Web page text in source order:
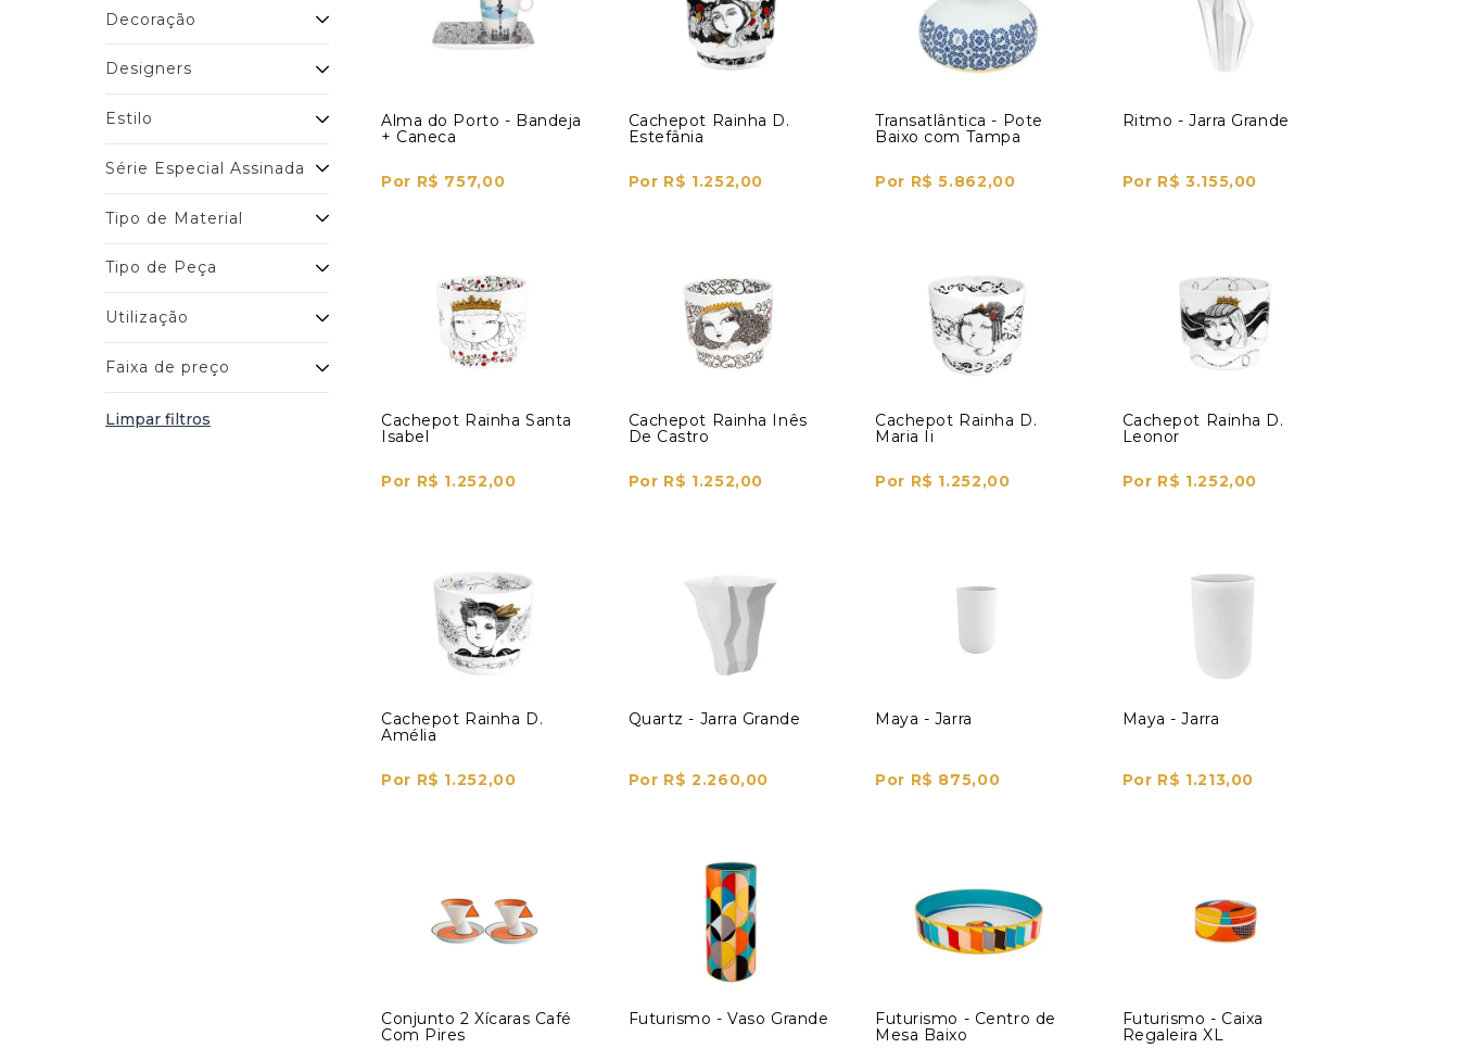
Decoração
Designers
Estilo
Série Especial Assinada
Tipo de Material
Tipo de Peça
Utilização
Faixa de preço
Limpar filtros
Alma do Porto - Bandeja
+ Caneca
Por R$ 757,00
Cachepot Rainha D.
Estefânia
Por R$ 1.252,00
Transatlântica - Pote
Baixo com Tampa
Por R$ 5.862,00
Ritmo - Jarra Grande
Por R$ 3.155,00
Cachepot Rainha Santa
Isabel
Por R$ 1.252,00
Cachepot Rainha Inês
De Castro
Por R$ 1.252,00
Cachepot Rainha D.
Maria Ii
Por R$ 1.252,00
Cachepot Rainha D.
Leonor
Por R$ 1.252,00
Cachepot Rainha D.
Amélia
Por R$ 1.252,00
Quartz - Jarra Grande
Por R$ 2.260,00
Maya - Jarra
Por R$ 875,00
Maya - Jarra
Por R$ 1.213,00
Conjunto 2 Xícaras Café
Com Pires
Futurismo - Vaso Grande
Futurismo - Centro de
Mesa Baixo
Futurismo - Caixa
Regaleira XL